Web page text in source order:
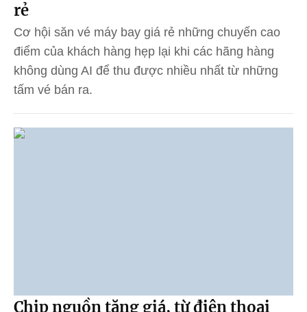
rẻ
Cơ hội săn vé máy bay giá rẻ những chuyến cao
điểm của khách hàng hẹp lại khi các hãng hàng
không dùng AI để thu được nhiều nhất từ những
tấm vé bán ra.
Chip nguồn tăng giá, từ điện thoại